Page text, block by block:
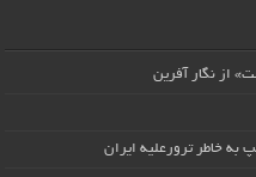
از نگار آفرین
به خاطر ترورعلیه ایران